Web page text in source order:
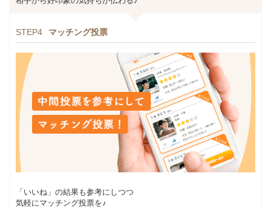
STEP4 マッチング投票
「いいね」の結果も参考にしつつ
気軽にマッチング投票を♪